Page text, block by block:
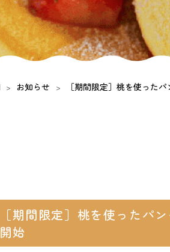
お知らせ ［期間限定］桃を使った
［期間限定］桃を使ったパ
開始